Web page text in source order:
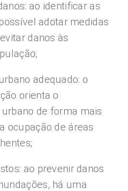
ao identificar as
adotar medidas
danos às
adequado: o
orienta o
de forma mais
ocupação de áreas
ao prevenir danos
há uma